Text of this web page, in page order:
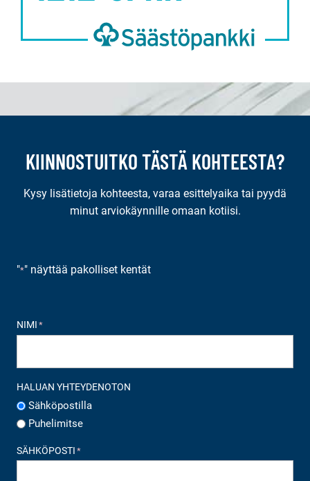
KIINNOSTUITKO TÄSTÄ KOHTEESTA?
Kysy lisätietoja kohteesta, varaa esittelyaika tai pyydä
minut arviokäynnille omaan kotiisi.
"*" näyttää pakolliset kentät
NIMI *
HALUAN YHTEYDENOTON
Sähköpostilla
Puhelimitse
SÄHKÖPOSTI *